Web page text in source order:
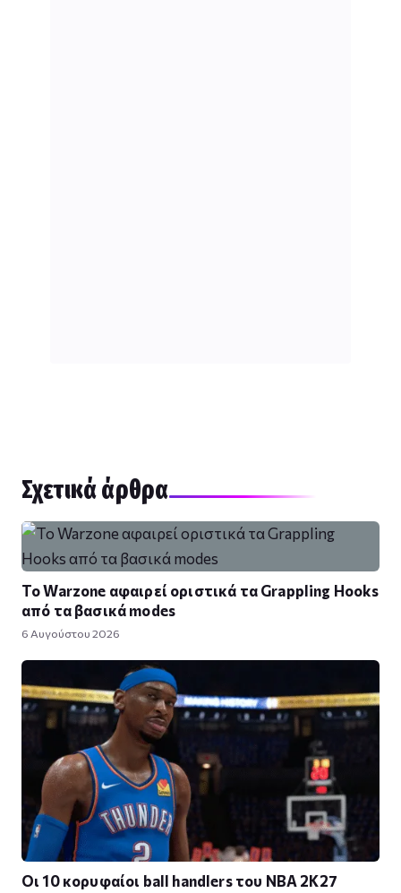
Σχετικά άρθρα
Το Warzone αφαιρεί οριστικά τα Grappling Hooks
από τα βασικά modes
6 Αυγούστου 2026
Οι 10 κορυφαίοι ball handlers του NBA 2K27